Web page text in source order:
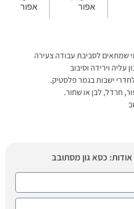
שמתאים לסביבת עבודה צעירה
עליה וירידה וסיבוב
ישבות בגמר פלסטיק.
חרדל, לבן או שחור.
כסא גון מסתובב
אפור אפור